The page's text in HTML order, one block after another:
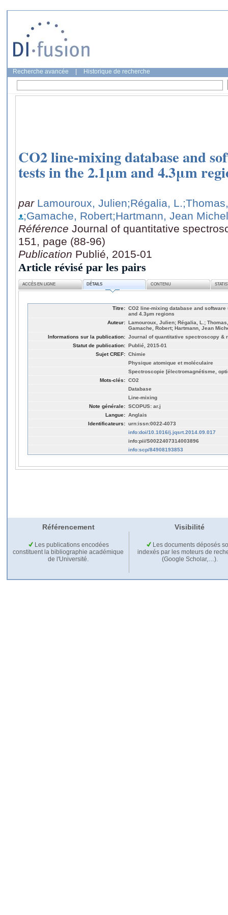
Recherche avancée Historique de recherche
CO2 line-mixing database and
tests in the 2.1μm and 4.3μm
par Lamouroux, Julien;Régalia, L.
;Gamache, Robert;Hartmann, Jean Michel
Référence Journal of quantitative
151, page (88-96)
Publication Publié, 2015-01
Article révisé par les pairs
ACCÈS EN LIGNE DÉTAILS CONTENU
Titre: CO2 line-mixing database and
and 4.3μm regions
Auteur: Lamouroux, Julien; Régalia, L.;
Gamache, Robert; Hartmann, Jean
Informations sur la publication: Journal of quantitative spectroscopy &
Statut de publication: Publié, 2015-01
Sujet CREF: Chimie
Physique atomique et moléculaire
Spectroscopie [électromagnétisme,
Mots-clés: CO2
Database
Line-mixing
Note générale: SCOPUS: ar.j
Langue: Anglais
Identificateurs: urn:issn:0022-4073
info:doi/10.1016/j.jqsrt.2014.09.017
info:pii/S0022407314003896
info:scp/84908193853
Référencement Visibilité
Les publications encodées
constituent la bibliographie académique
de l'Université.
Les documents déposés
indexés par les moteurs de
(Google Scholar,…).